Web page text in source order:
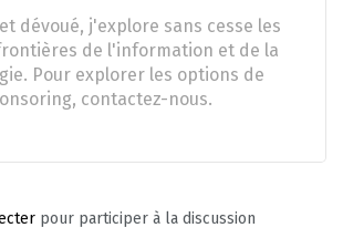
dévoué, j'explore sans cesse les
de l'information et de la
Pour explorer les options de
contactez-nous.
pour participer à la discussion